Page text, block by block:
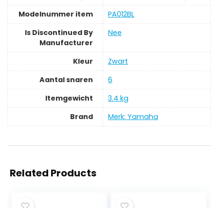
Modelnummer item
‎PA012BL
Is Discontinued By
Manufacturer
‎Nee
Kleur
‎Zwart
Aantal snaren
‎6
Itemgewicht
‎3.4 kg
Brand
Merk: Yamaha
Related Products